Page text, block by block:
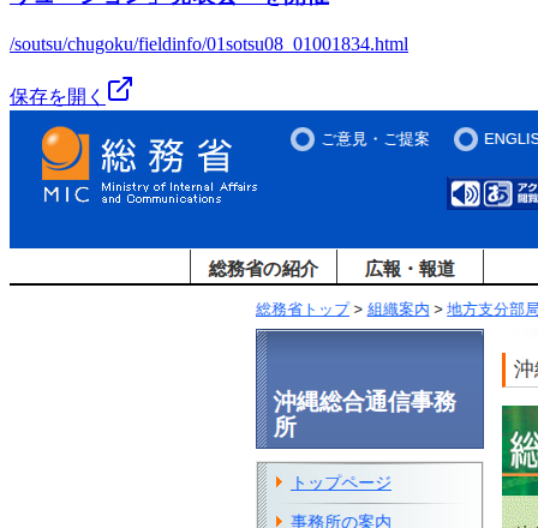
/soutsu/chugoku/fieldinfo/01sotsu08_01001834.html
保存を開く